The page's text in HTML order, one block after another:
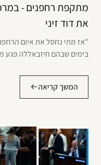
מתקפת רחפנים -
את דוד זיני
"אז מתי נחסל את איום
בימים שבהם חיזבאללה פגע
המשך קריאה